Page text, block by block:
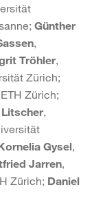
Günther
Tröhler,
Zürich;
Zürich;
,
Gysel
Jarren
Zürich; Daniel